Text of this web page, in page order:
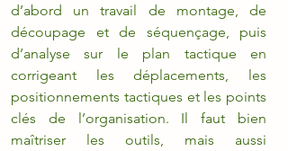
d’abord un travail de montage, de
découpage et de séquençage, puis
d’analyse sur le plan tactique en
corrigeant les déplacements, les
positionnements tactiques et les points
clés de l’organisation. Il faut bien
maîtriser les outils, mais aussi